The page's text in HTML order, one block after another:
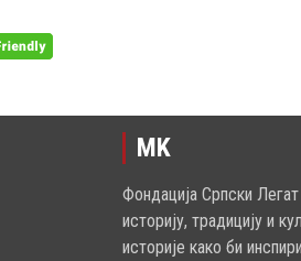
MK
Фондација Српски
историју, традицију и
историје како би